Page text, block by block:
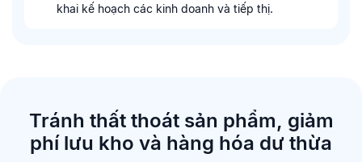
khai kế hoạch các kinh doanh và tiếp thị.
Tránh thất thoát sản phẩm, giảm
phí lưu kho và hàng hóa dư thừa